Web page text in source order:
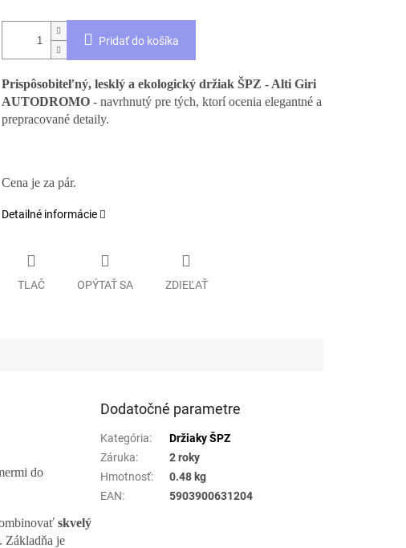
Pridať do košíka
Prispôsobiteľný, lesklý a ekologický držiak ŠPZ - Alti Giri
AUTODROMO- navrhnutý pre tých, ktorí ocenia elegantné a
prepracované detaily.
Cena je za pár.
Detailné informácie
TLAČ OPÝTAŤ SA ZDIEĽAŤ
do
skvelý
. Základňa je
Dodatočné parametre
Kategória:
Držiaky ŠPZ
Záruka:
2 roky
Hmotnosť:
0.48 kg
EAN: 5903900631204